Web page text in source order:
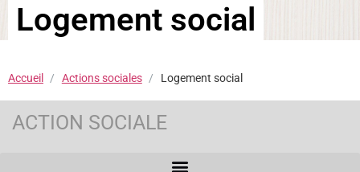
Logement social
Accueil Actions sociales Logement social
ACTION SOCIALE